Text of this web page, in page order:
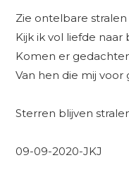
Zie ontelbare stralen
Kijk ik vol liefde naar
Komen er
Van hen die mij voor
Sterren blijven
09-09-2020-JKJ